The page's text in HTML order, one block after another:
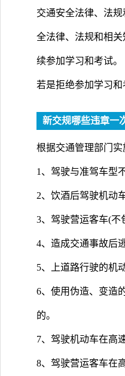
交通安全法律、法
全法律、法规和相
续参加学习和考试。
若是拒绝参加学习
新交规哪些违章一
根据交通管理部门
1、驾驶与准驾车型
2、饮酒后驾驶机动
3、驾驶营运客车(不
4、造成交通事故后
5、上道路行驶的机
6、使用伪造、变造
的。
7、驾驶机动车在高
8、驾驶营运客车在